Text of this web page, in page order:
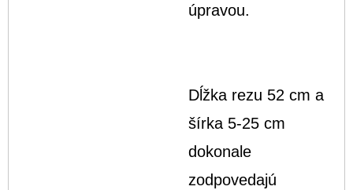
úpravou.
Dĺžka rezu 52 cm a
šírka 5-25 cm
dokonale
zodpovedajú